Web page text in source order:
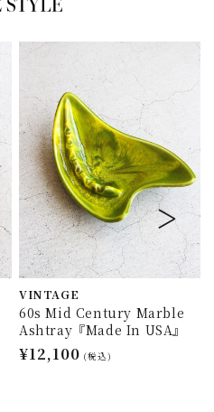
VINTAGE
60s Mid Century Marble
Ashtray『Made In USA』
通
¥12,100 (税込)